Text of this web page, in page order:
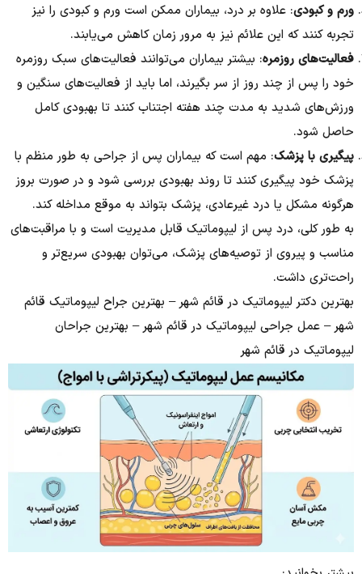
ورم و کبودی: علاوه بر درد، بیماران ممکن است ورم و کبودی را نیز
تجربه کنند که این علائم نیز به مرور زمان کاهش می‌یابند.
فعالیت‌های روزمره: بیشتر بیماران می‌توانند فعالیت‌های سبک روزمره
خود را پس از چند روز از سر بگیرند، اما باید از فعالیت‌های سنگین و
ورزش‌های شدید به مدت چند هفته اجتناب کنند تا بهبودی کامل
حاصل شود.
پیگیری با پزشک: مهم است که بیماران پس از جراحی به طور منظم با
پزشک خود پیگیری کنند تا روند بهبودی بررسی شود و در صورت بروز
هرگونه مشکل یا درد غیرعادی، پزشک بتواند به موقع مداخله کند.
به طور کلی، درد پس از لیپوماتیک قابل مدیریت است و با مراقبت‌های
مناسب و پیروی از توصیه‌های پزشک، می‌توان بهبودی سریع‌تر و
راحت‌تری داشت.
بهترین دکتر لیپوماتیک در قائم شهر – بهترین جراح لیپوماتیک قائم
شهر – عمل جراحی لیپوماتیک در قائم شهر – بهترین جراحان
لیپوماتیک در قائم شهر